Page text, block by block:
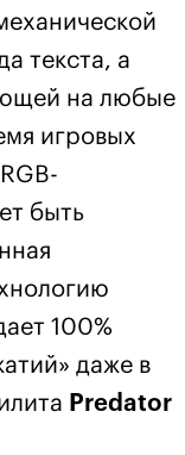
текста, а
на любые
игровых
быть
100%
даже в
Predator